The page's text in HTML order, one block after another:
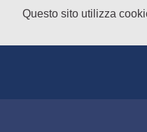
Questo sito utilizza